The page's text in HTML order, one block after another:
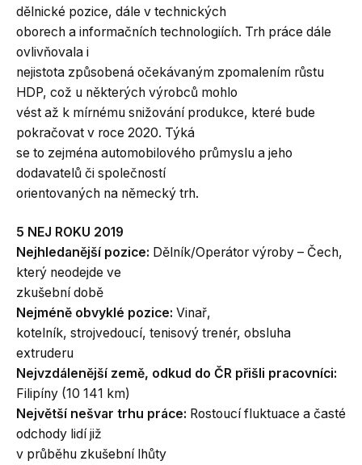
dělnické pozice, dále v technických
oborech a informačních technologiích. Trh práce dále
ovlivňovala i
nejistota způsobená očekávaným zpomalením růstu
HDP, což u některých výrobců mohlo
vést až k mírnému snižování produkce, které bude
pokračovat v roce 2020. Týká
se to zejména automobilového průmyslu a jeho
dodavatelů či společností
orientovaných na německý trh.
5 NEJ ROKU 2019
Nejhledanější pozice: Dělník/Operátor výroby – Čech,
který neodejde ve
zkušební době
Nejméně obvyklé pozice: Vinař,
kotelník, strojvedoucí, tenisový trenér, obsluha
extruderu
Nejvzdálenější země, odkud do ČR přišli pracovníci:
Filipíny (10 141 km)
Největší nešvar trhu práce: Rostoucí fluktuace a časté
odchody lidí již
v průběhu zkušební lhůty